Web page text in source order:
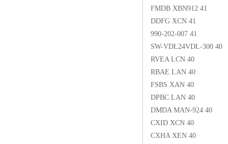
FMDB XBN912 41
DDFG XCN 41
990-202-007 41
SW-VDL24VDL-300 40
RVEA LCN 40
RBAE LAN 40
FSBS XAN 40
DPBC LAN 40
DMDA MAN-924 40
CXID XCN 40
CXHA XEN 40